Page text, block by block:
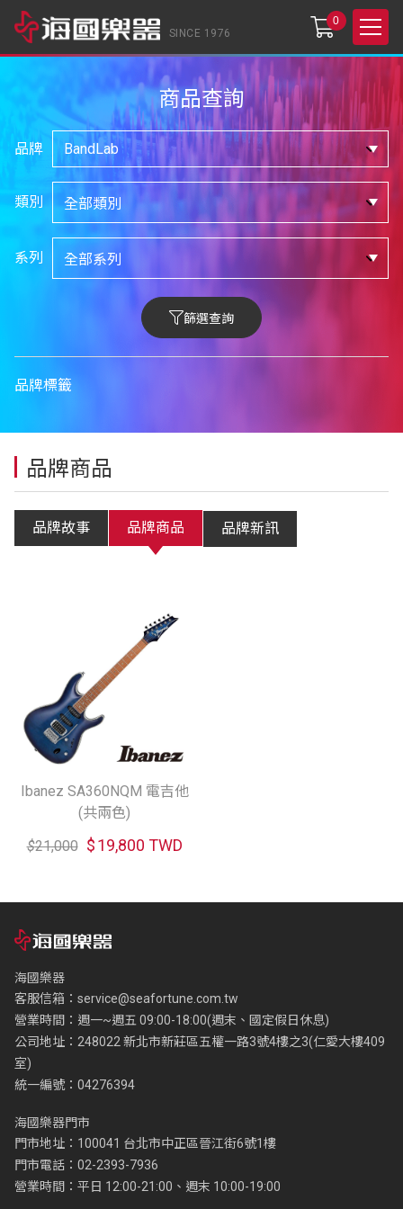
SINCE 1976
0
商品查詢
品牌
類別
系列
篩選查詢
品牌標籤
品牌商品
品牌故事 品牌商品 品牌新訊
Ibanez SA360NQM 電吉他
(共兩色)
$21,000 $19,800 TWD
海國樂器
客服信箱： service@seafortune.com.tw
營業時間：週一~週五 09:00-18:00(週末、國定假日休息)
公司地址：248022 新北市新莊區五權一路3號4樓之3(仁愛大樓409
室)
統一編號：04276394
海國樂器門市
門市地址：100041 台北市中正區晉江街6號1樓
門市電話：02-2393-7936
營業時間：平日 12:00-21:00、週末 10:00-19:00